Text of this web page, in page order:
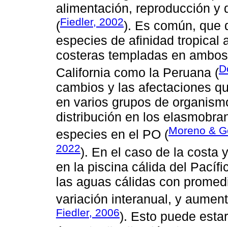
alimentación, reproducción y
(Fiedler, 2002). Es común, que
especies de afinidad tropical
costeras templadas en
California como la Peruana (
cambios y las afectaciones
en varios grupos de
distribución en los
especies en el PO (Moreno &
2022). En el caso de la costa
en la piscina cálida del
las aguas cálidas con
variación interanual, y
Fiedler, 2006). Esto puede